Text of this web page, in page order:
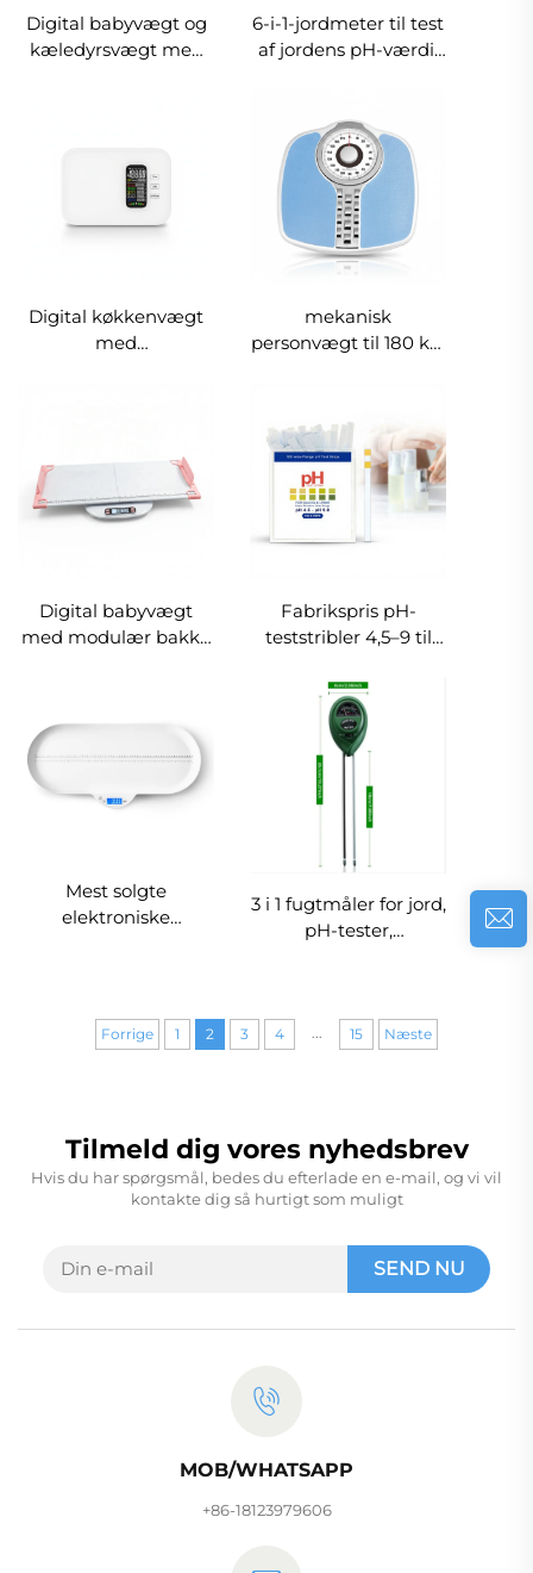
Digital babyvægt og
kæledyrsvægt med
6-i-1-jordmeter til test
af jordens pH-værdi,
temperatur,
næringsindhold og
luftfugtighed –
understøtter OEM og
ODM
Digital køkkenvægt
med
kulhydrater og fedt,
elektronisk diætvægt
mekanisk
personvægt til 180 kg,
skridsikker manuel
kropsvægtvægt til
gulvbrug til hjem,
hotel og fitnesscenter
Digital babyvægt
med modulær bakke
morvejningsfunktioner,
vægt for spædbørn
med fodlineal
Fabrikspris pH-
teststribler 4,5–9 til
væskeanalyse, hurtig
pH-papir, pH-tester
Mest solgte
elektroniske
børnelægens
vækstmonitor
3 i 1 fugtmåler for jord,
pH-tester,
Forrige 1 2 3 4 15 Næste
Tilmeld dig vores nyhedsbrev
Hvis du har spørgsmål, bedes du efterlade en e-mail, og vi vil
kontakte dig så hurtigt som muligt
SEND NU
MOB/WHATSAPP
+86-18123979606